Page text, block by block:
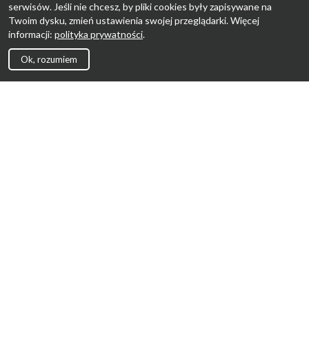
serwisów. Jeśli nie chcesz, by pliki cookies były zapisywane na
Twoim dysku, zmień ustawienia swojej przeglądarki. Więcej
informacji: polityka prywatności.
Ok, rozumiem